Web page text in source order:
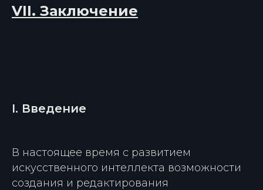
VII. Заключение
I. Введение
В настоящее время с развитием
искусственного интеллекта возможности
создания и редактирования